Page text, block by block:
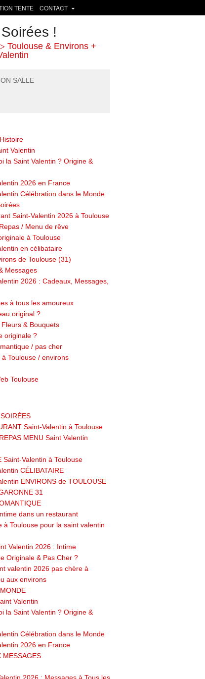
TENTE CONTACT
!
Toulouse & Environs +
SALLE
Valentin
la Saint Valentin ? Origine &
2026 en France
Célébration dans le Monde
Saint-Valentin 2026 à Toulouse
/ Menu de rêve
à Toulouse
en célibataire
de Toulouse (31)
Messages
2026 : Cadeaux, Messages,
à tous les amoureux
original ?
& Bouquets
originale ?
/ pas cher
à Toulouse / environs
Toulouse
Saint-Valentin à Toulouse
MENU Saint Valentin
Saint-Valentin à Toulouse
CÉLIBATAIRE
ENVIRONS de TOULOUSE
31
dans un restaurant
à Toulouse pour la saint valentin
Valentin 2026 : Intime
Originale & Pas Cher ?
valentin 2026 pas chère à
aux environs
Valentin
la Saint Valentin ? Origine &
Célébration dans le Monde
2026 en France
MESSAGES